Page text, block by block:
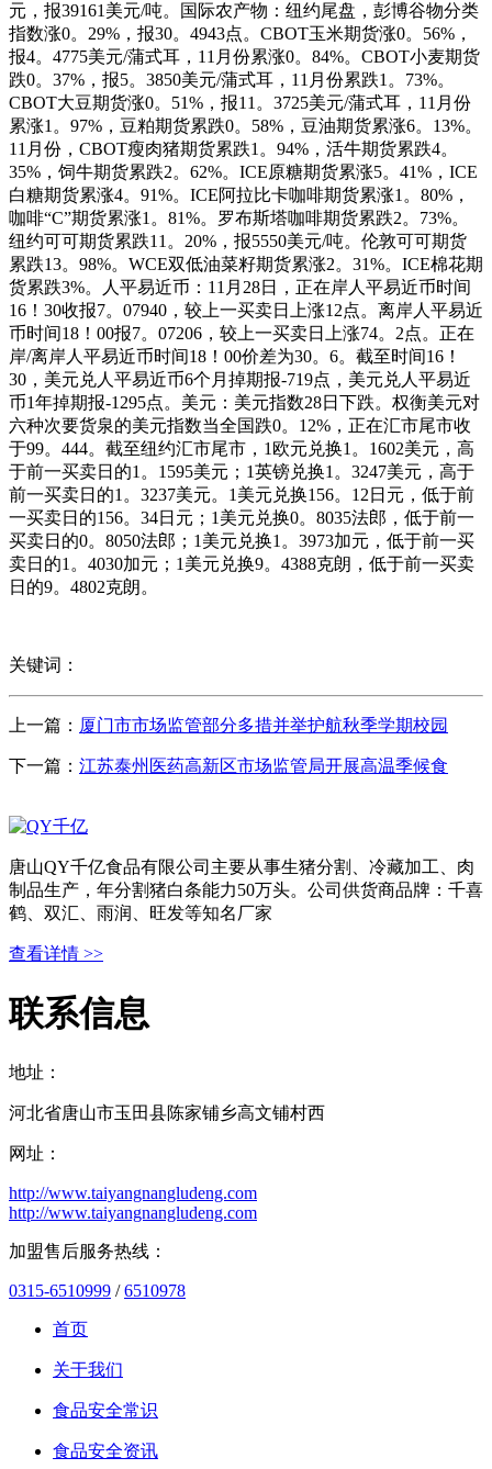
元，报39161美元/吨。国际农产物：纽约尾盘，彭博谷物分类
指数涨0。29%，报30。4943点。CBOT玉米期货涨0。56%，
报4。4775美元/蒲式耳，11月份累涨0。84%。CBOT小麦期货
跌0。37%，报5。3850美元/蒲式耳，11月份累跌1。73%。
CBOT大豆期货涨0。51%，报11。3725美元/蒲式耳，11月份
累涨1。97%，豆粕期货累跌0。58%，豆油期货累涨6。13%。
11月份，CBOT瘦肉猪期货累跌1。94%，活牛期货累跌4。
35%，饲牛期货累跌2。62%。ICE原糖期货累涨5。41%，ICE
白糖期货累涨4。91%。ICE阿拉比卡咖啡期货累涨1。80%，
咖啡“C”期货累涨1。81%。罗布斯塔咖啡期货累跌2。73%。
纽约可可期货累跌11。20%，报5550美元/吨。伦敦可可期货
累跌13。98%。WCE双低油菜籽期货累涨2。31%。ICE棉花期
货累跌3%。人平易近币：11月28日，正在岸人平易近币时间
16！30收报7。07940，较上一买卖日上涨12点。离岸人平易近
币时间18！00报7。07206，较上一买卖日上涨74。2点。正在
岸/离岸人平易近币时间18！00价差为30。6。截至时间16！
30，美元兑人平易近币6个月掉期报-719点，美元兑人平易近
币1年掉期报-1295点。美元：美元指数28日下跌。权衡美元对
六种次要货泉的美元指数当全国跌0。12%，正在汇市尾市收
于99。444。截至纽约汇市尾市，1欧元兑换1。1602美元，高
于前一买卖日的1。1595美元；1英镑兑换1。3247美元，高于
前一买卖日的1。3237美元。1美元兑换156。12日元，低于前
一买卖日的156。34日元；1美元兑换0。8035法郎，低于前一
买卖日的0。8050法郎；1美元兑换1。3973加元，低于前一买
卖日的1。4030加元；1美元兑换9。4388克朗，低于前一买卖
日的9。4802克朗。
关键词：
上一篇： 厦门市市场监管部分多措并举护航秋季学期校园
下一篇： 江苏泰州医药高新区市场监管局开展高温季候食
唐山QY千亿食品有限公司主要从事生猪分割、冷藏加工、肉
制品生产，年分割猪白条能力50万头。公司供货商品牌：千喜
鹤、双汇、雨润、旺发等知名厂家
查看详情 >>
联系信息
地址：
河北省唐山市玉田县陈家铺乡高文铺村西
网址：
http://www.taiyangnangludeng.com
http://www.taiyangnangludeng.com
加盟售后服务热线：
0315-6510999 /6510978
首页
关于我们
食品安全常识
食品安全资讯